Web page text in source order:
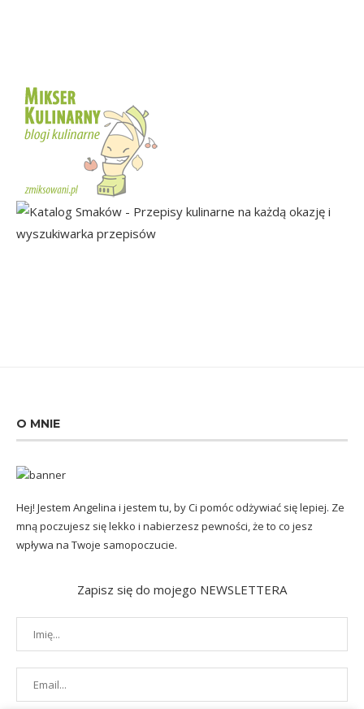
O MNIE
Hej! Jestem Angelina i jestem tu, by Ci pomóc odżywiać się lepiej. Ze
mną poczujesz się lekko i nabierzesz pewności, że to co jesz
wpływa na Twoje samopoczucie.
Zapisz się do mojego NEWSLETTERA